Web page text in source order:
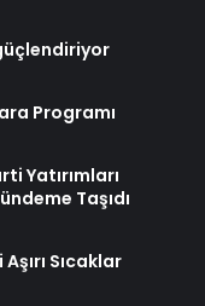
Programı
Yatırımları
Taşıdı
Sıcaklar